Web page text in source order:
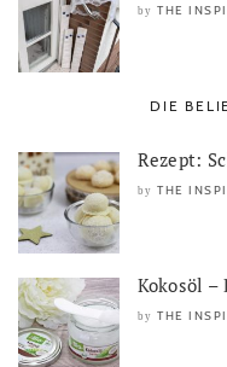
by THE
DIE
Rezept:
by THE
Kokosöl
by THE